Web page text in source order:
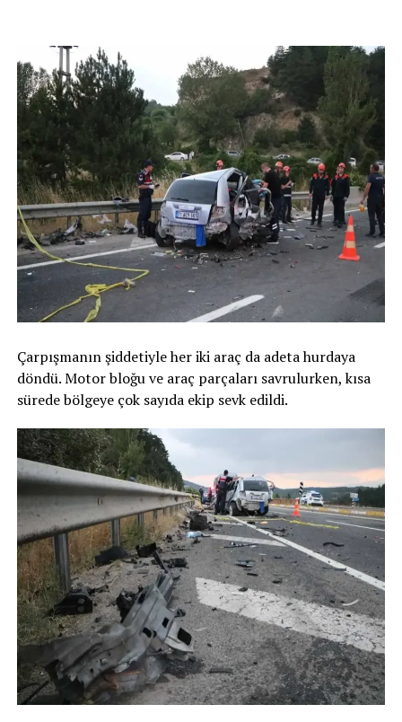
Çarpışmanın şiddetiyle her iki araç da adeta hurdaya
döndü. Motor bloğu ve araç parçaları savrulurken, kısa
sürede bölgeye çok sayıda ekip sevk edildi.